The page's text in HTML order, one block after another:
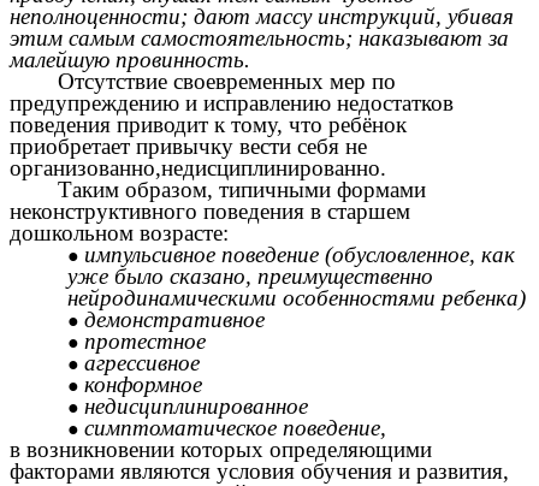
неполноценности; дают массу инструкций, убивая
этим самым самостоятельность; наказывают за
малейшую провинность.
Отсутствие своевременных мер по
предупреждению и исправлению недостатков
поведения приводит к тому, что ребёнок
приобретает привычку вести себя не
организованно,недисциплинированно.
Таким образом, типичными формами
неконструктивного поведения в старшем
дошкольном возрасте:
импульсивное поведение (обусловленное, как
уже было сказано, преимущественно
нейродинамическими особенностями ребенка)
демонстративное
протестное
агрессивное
конформное
недисциплинированное
симптоматическое поведение,
в возникновении которых определяющими
факторами являются условия обучения и развития,